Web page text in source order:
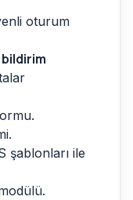
oturum
şablonları ile